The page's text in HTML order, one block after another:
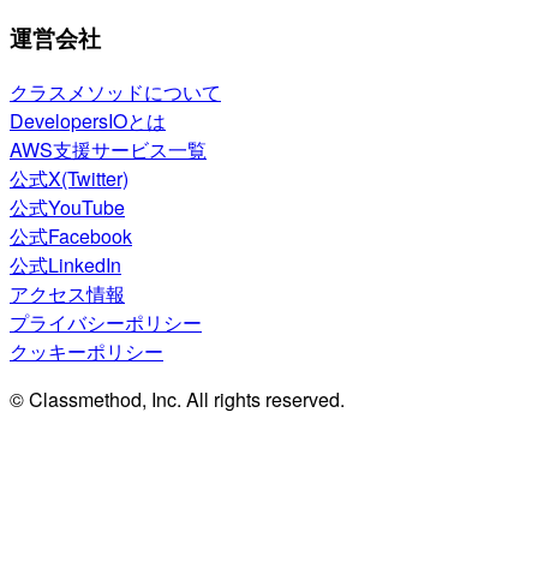
運営会社
クラスメソッドについて
DevelopersIOとは
AWS支援サービス一覧
公式X(Twitter)
公式YouTube
公式Facebook
公式LinkedIn
アクセス情報
プライバシーポリシー
クッキーポリシー
© Classmethod, Inc. All rights reserved.